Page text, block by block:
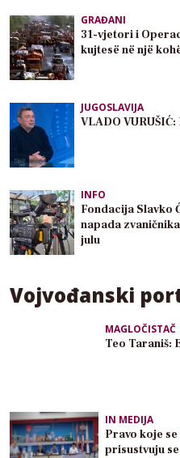
GRAĐANI
31-vjetori i
kujtesë në një
JUGOSLAVIJA
VLADO
INFO
Fondacija Slavko
napada
julu
Vojvođanski
MAGLOČISTAČ
Teo Taraniš:
IN MEDIJA
Pravo koje
prisustvuju